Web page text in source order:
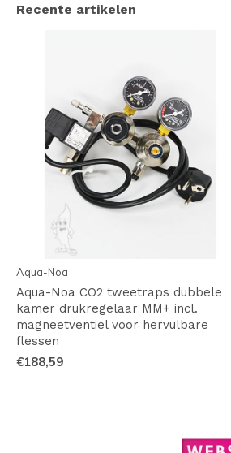
Recente artikelen
Aqua-Noa
Aqua-Noa CO2 tweetraps dubbele
kamer drukregelaar MM+ incl.
magneetventiel voor hervulbare
flessen
€188,59